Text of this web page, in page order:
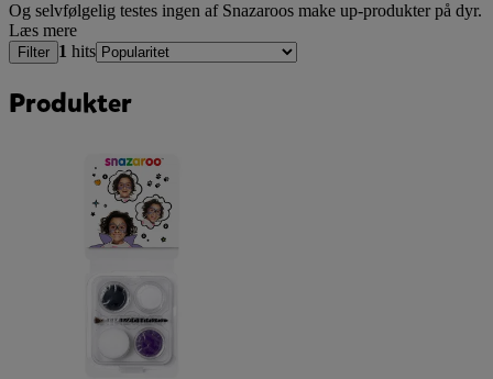
Og selvfølgelig testes ingen af Snazaroos make up-produkter på dyr.
Læs mere
Filter 1 hits
Produkter